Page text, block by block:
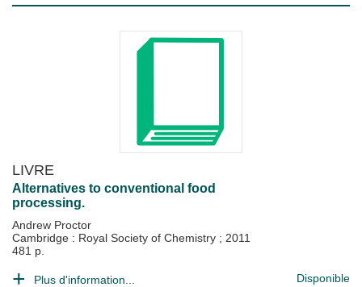
LIVRE
Alternatives to conventional food
processing.
Andrew Proctor
Cambridge : Royal Society of Chemistry ; 2011
481 p.
Plus d'information... Disponible